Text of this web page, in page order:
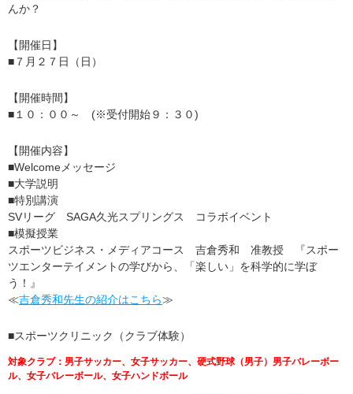
んか？
【開催日】
■７月２７日（日）
【開催時間】
■１０：００～ (※受付開始９：３０)
【開催内容】
■Welcomeメッセージ
■大学説明
■特別講演
SVリーグ SAGA久光スプリングス コラボイベント
■模擬授業
スポーツビジネス・メディアコース 吉倉秀和 准教授 『スポー
ツエンターテイメントの学びから、「楽しい」を科学的に学ぼ
う！』
≪吉倉秀和先生の紹介はこちら≫
■スポーツクリニック（クラブ体験）
対象クラブ：男子サッカー、女子サッカー、硬式野球（男子）男子バレーボー
ル、女子バレーボール、女子ハンドボール